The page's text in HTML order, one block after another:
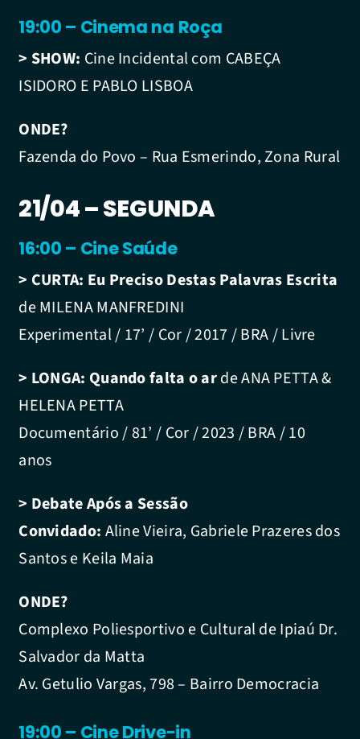
19:00 – Cinema na Roça
> SHOW: Cine Incidental com CABEÇA
ISIDORO E PABLO LISBOA
ONDE?
Fazenda do Povo – Rua Esmerindo, Zona Rural
21/04 – SEGUNDA
16:00 – Cine Saúde
> CURTA: Eu Preciso Destas Palavras Escrita
de MILENA MANFREDINI
Experimental / 17’ / Cor / 2017 / BRA / Livre
> LONGA: Quando falta o arde ANA PETTA &
HELENA PETTA
Documentário / 81’ / Cor / 2023 / BRA / 10
anos
> Debate Após a Sessão
Convidado: Aline Vieira, Gabriele Prazeres dos
Santos e Keila Maia
ONDE?
Complexo Poliesportivo e Cultural de Ipiaú Dr.
Salvador da Matta
Av. Getulio Vargas, 798 – Bairro Democracia
19:00 – Cine Drive-in